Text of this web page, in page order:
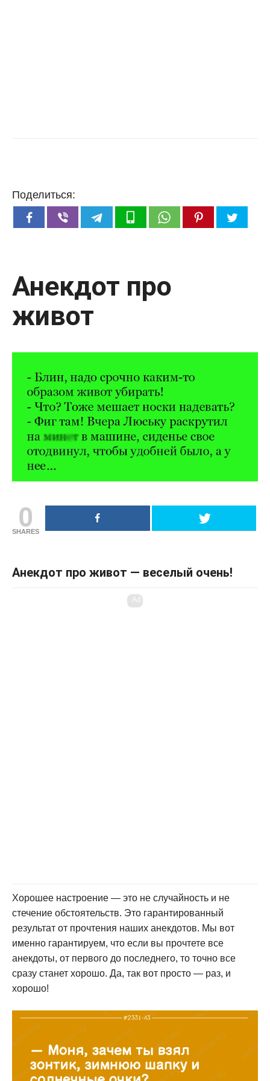
Поделиться:
Анекдот про
живот
0
SHARES
Анекдот про живот — веселый очень!
Ad
Хорошее настроение — это не случайность и не
стечение обстоятельств. Это гарантированный
результат от прочтения наших анекдотов. Мы вот
именно гарантируем, что если вы прочтете все
анекдоты, от первого до последнего, то точно все
сразу станет хорошо. Да, так вот просто — раз, и
хорошо!